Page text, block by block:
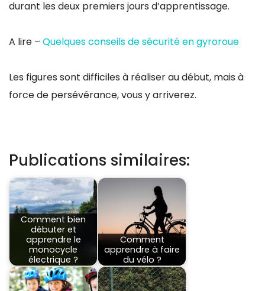
durant les deux premiers jours d’apprentissage.
A lire – Quelques conseils de sécurité en gyroroue
Les figures sont difficiles à réaliser au début, mais à
force de persévérance, vous y arriverez.
Publications similaires:
Comment bien
débuter et
apprendre le
monocycle
électrique ?
Comment
apprendre à faire
du vélo ?